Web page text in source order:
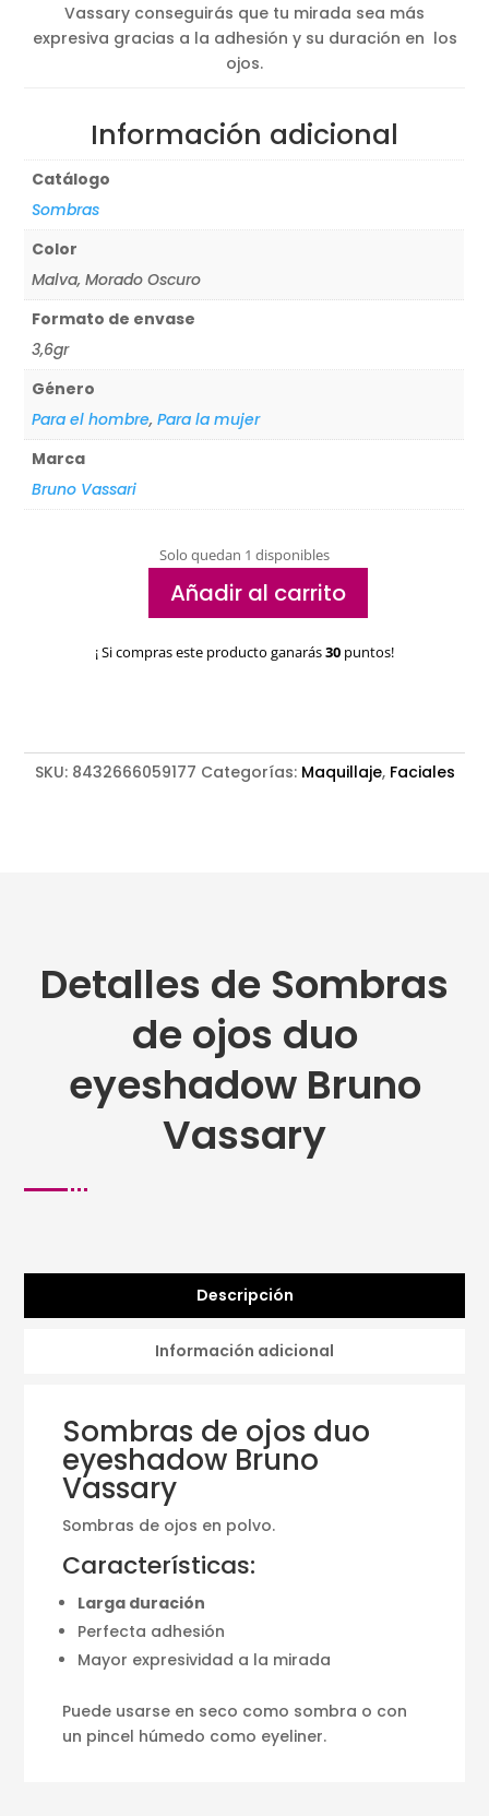
Vassary conseguirás que tu mirada sea más
expresiva gracias a la adhesión y su duración en los
ojos.
Información adicional
Catálogo
Sombras
Color
Malva, Morado Oscuro
Formato de envase
3,6gr
Género
Para el hombre,Para la mujer
Marca
Bruno Vassari
Solo quedan 1 disponibles
Sombras
ojos
Vassary
cantidad
Añadir al carrito
¡ Si compras este producto ganarás30 puntos!
SKU: 8432666059177 Categorías: Maquillaje, Faciales
Detalles de Sombras
de ojos duo
eyeshadow Bruno
Vassary
Descripción
Información adicional
Sombras de ojos duo
eyeshadow Bruno
Vassary
Sombras de ojos en polvo.
Características:
Larga duración
Perfecta adhesión
Mayor expresividad a la mirada
Puede usarse en seco como sombra o con
un pincel húmedo como eyeliner.